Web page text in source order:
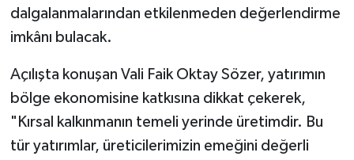
dalgalanmalarından etkilenmeden değerlendirme
imkânı bulacak.
Açılışta konuşan Vali Faik Oktay Sözer, yatırımın
bölge ekonomisine katkısına dikkat çekerek,
"Kırsal kalkınmanın temeli yerinde üretimdir. Bu
tür yatırımlar, üreticilerimizin emeğini değerli